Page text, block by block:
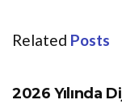
Related Posts
2026 Yılında